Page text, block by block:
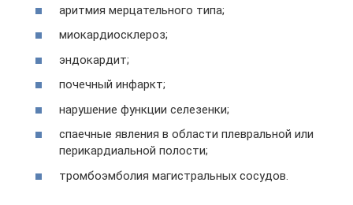
аритмия мерцательного типа;
миокардиосклероз;
эндокардит;
почечный инфаркт;
нарушение функции селезенки;
спаечные явления в области плевральной или
перикардиальной полости;
тромбоэмболия магистральных сосудов.